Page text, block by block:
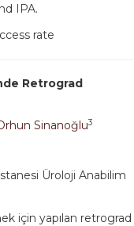
IPA.
rate
Retrograd
Sinanoğlu3
Üroloji Anabilim
için yapılan retrograd